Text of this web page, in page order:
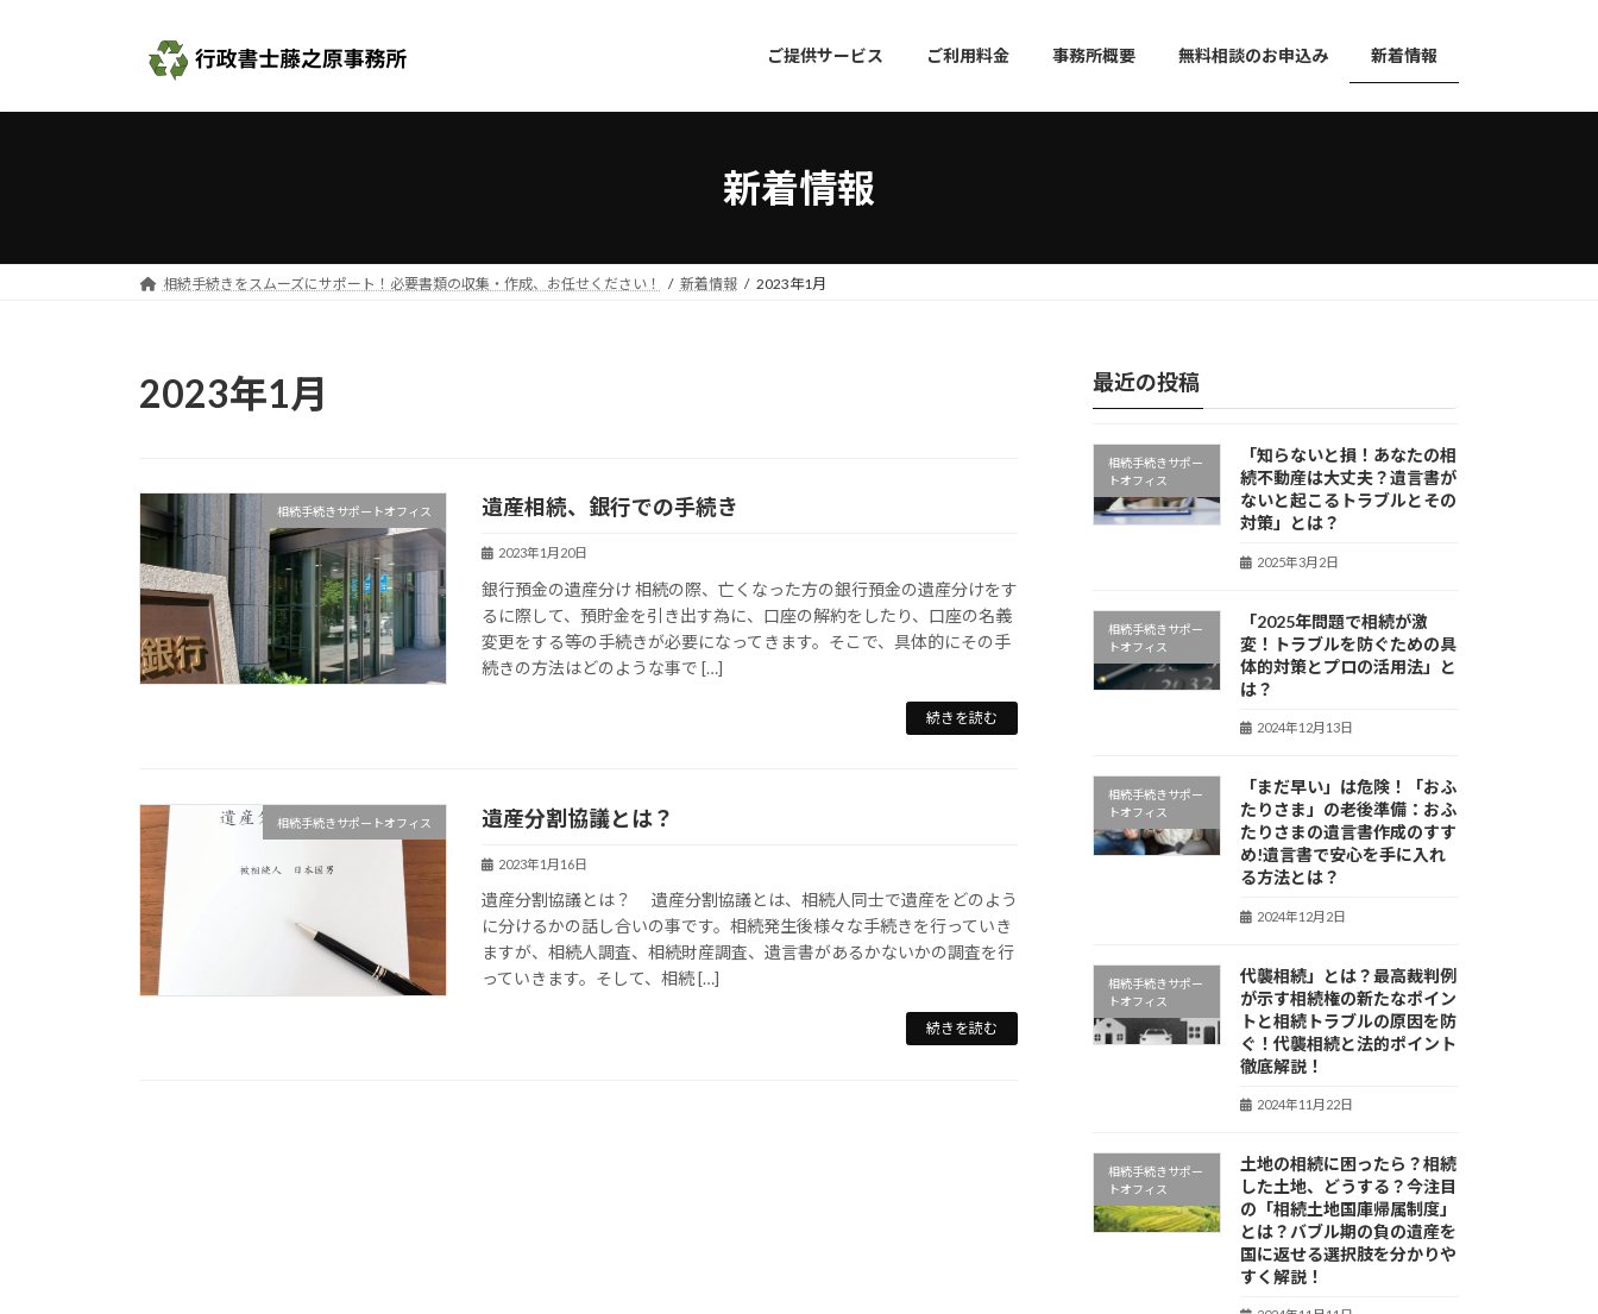
プ
動
ご提供サービス ご利用料金 事務所概要 無料相談のお申込み 新着情報
新着情報
相続手続きをスムーズにサポート！必要書類の収集・作成、お任せください！ 新着情報 2023年1月
2023年1月
相続手続きサポートオフィス 遺産相続、銀行での手続き
2023年1月20日
銀行預金の遺産分け 相続の際、亡くなった方の銀行預金の遺産分けをす
るに際して、預貯金を引き出す為に、口座の解約をしたり、口座の名義
変更をする等の手続きが必要になってきます。そこで、具体的にその手
続きの方法はどのような事で […]
続きを読む
相続手続きサポートオフィス 遺産分割協議とは？
2023年1月16日
遺産分割協議とは？ 遺産分割協議とは、相続人同士で遺産をどのよう
に分けるかの話し合いの事です。相続発生後様々な手続きを行っていき
ますが、相続人調査、相続財産調査、遺言書があるかないかの調査を行
っていきます。そして、相続 […]
続きを読む
最近の投稿
相続手続きサポー
トオフィス
「知らないと損！あなたの相
続不動産は大丈夫？遺言書が
ないと起こるトラブルとその
対策」とは？
2025年3月2日
相続手続きサポー
トオフィス
「2025年問題で相続が激
変！トラブルを防ぐための具
体的対策とプロの活用法」と
は？
2024年12月13日
相続手続きサポー
トオフィス
「まだ早い」は危険！「おふ
たりさま」の老後準備：おふ
たりさまの遺言書作成のすす
め!遺言書で安心を手に入れ
る方法とは？
2024年12月2日
相続手続きサポー
トオフィス
代襲相続」とは？最高裁判例
が示す相続権の新たなポイン
トと相続トラブルの原因を防
ぐ！代襲相続と法的ポイント
徹底解説！
2024年11月22日
相続手続きサポー
トオフィス
土地の相続に困ったら？相続
した土地、どうする？今注目
の「相続土地国庫帰属制度」
とは？バブル期の負の遺産を
国に返せる選択肢を分かりや
すく解説！